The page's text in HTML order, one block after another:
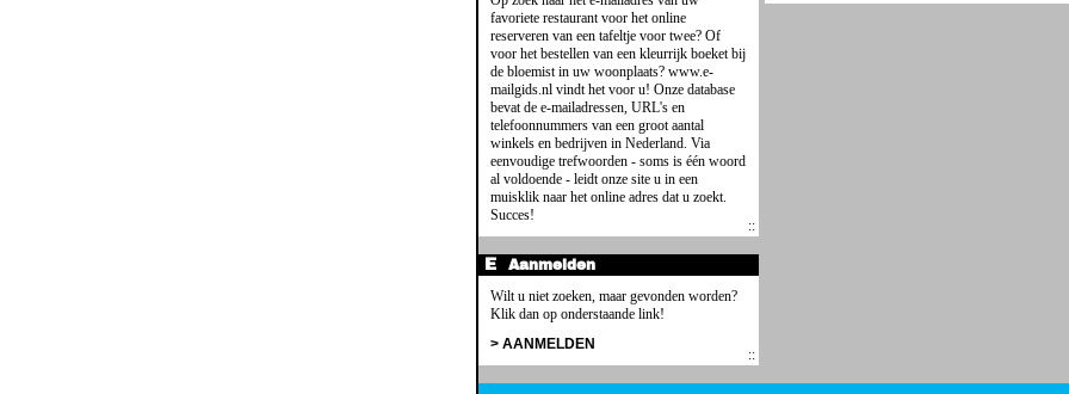
favoriete restaurant voor het online
reserveren van een tafeltje voor twee? Of
voor het bestellen van een kleurrijk boeket bij
de bloemist in uw woonplaats? www.e-
mailgids.nl vindt het voor u! Onze database
bevat de e-mailadressen, URL's en
telefoonnummers van een groot aantal
winkels en bedrijven in Nederland. Via
eenvoudige trefwoorden - soms is één woord
al voldoende - leidt onze site u in een
muisklik naar het online adres dat u zoekt.
Succes!
Aanmelden
Wilt u niet zoeken, maar gevonden worden?
Klik dan op onderstaande link!
> AANMELDEN